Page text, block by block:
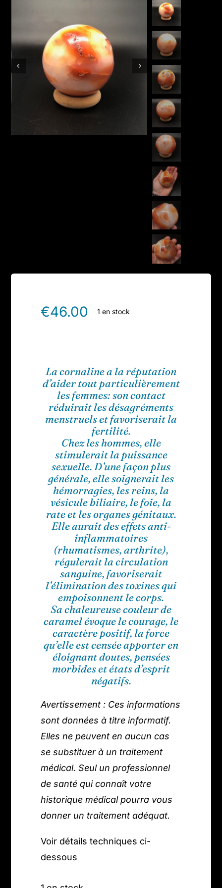
Boutique en ligne
€46.00 1 en stock
La cornaline a la réputation
d’aider tout particulièrement
les femmes: son contact
réduirait les désagréments
menstruels et favoriserait la
fertilité.
Chez les hommes, elle
stimulerait la puissance
sexuelle. D’une façon plus
générale, elle soignerait les
hémorragies, les reins, la
vésicule biliaire, le foie, la
rate et les organes génitaux.
Elle aurait des effets anti-
inflammatoires
(rhumatismes, arthrite),
régulerait la circulation
sanguine, favoriserait
l’élimination des toxines qui
empoisonnent le corps.
Sa chaleureuse couleur de
caramel évoque le courage, le
caractère positif, la force
qu’elle est censée apporter en
éloignant doutes, pensées
morbides et états d’esprit
négatifs.
Avertissement : Ces informations
sont données à titre informatif.
Elles ne peuvent en aucun cas
se substituer à un traitement
médical. Seul un professionnel
de santé qui connaît votre
historique médical pourra vous
donner un traitement adéquat.
Voir détails techniques ci-
dessous